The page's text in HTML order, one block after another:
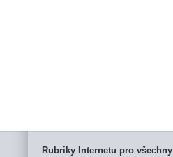
Rubriky Internetu pro všechny